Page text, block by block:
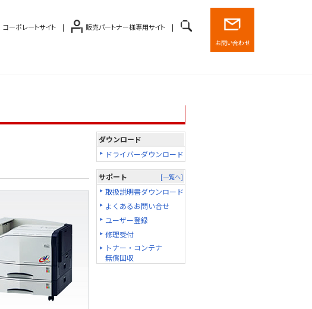
コーポレートサイト 販売パートナー様専用サイト
お問い合わせ
ダウンロード
ドライバーダウンロード
サポート [一覧へ]
取扱説明書ダウンロード
よくあるお問い合せ
ユーザー登録
修理受付
トナー・コンテナ
無償回収